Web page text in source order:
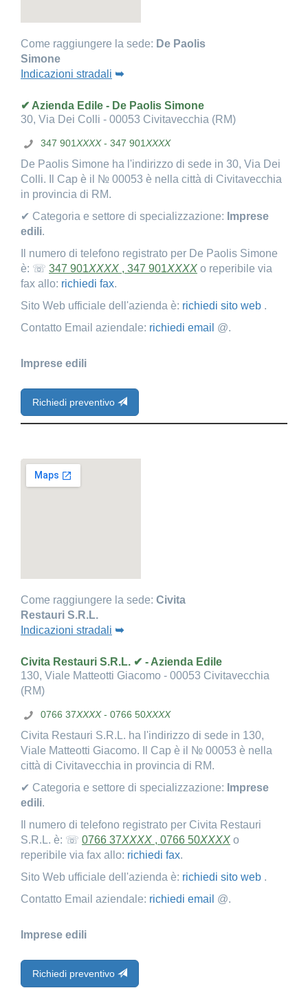
Come raggiungere la sede: De Paolis
Simone
Indicazioni stradali ➥
✔ Azienda Edile - De Paolis Simone
30, Via Dei Colli - 00053 Civitavecchia (RM)
347 901 XXXX- 347 901 XXXX
De Paolis Simone ha l'indirizzo di sede in 30, Via Dei
Colli. Il Cap è il № 00053 è nella città di Civitavecchia
in provincia di RM.
✔ Categoria e settore di specializzazione: Imprese
edili.
Il numero di telefono registrato per De Paolis Simone
è: ☏ 347 901XXXX , 347 901XXXX o reperibile via
fax allo: richiedi fax.
Sito Web ufficiale dell'azienda è: richiedi sito web .
Contatto Email aziendale: richiedi email @.
Imprese edili
Richiedi preventivo
Come raggiungere la sede: Civita
Restauri S.R.L.
Indicazioni stradali ➥
Civita Restauri S.R.L. ✔ - Azienda Edile
130, Viale Matteotti Giacomo - 00053 Civitavecchia
(RM)
0766 37XXXX- 0766 50XXXX
Civita Restauri S.R.L. ha l'indirizzo di sede in 130,
Viale Matteotti Giacomo. Il Cap è il № 00053 è nella
città di Civitavecchia in provincia di RM.
✔ Categoria e settore di specializzazione: Imprese
edili.
Il numero di telefono registrato per Civita Restauri
S.R.L. è: ☏ 0766 37XXXX , 0766 50XXXX o
reperibile via fax allo: richiedi fax.
Sito Web ufficiale dell'azienda è: richiedi sito web .
Contatto Email aziendale: richiedi email @.
Imprese edili
Richiedi preventivo